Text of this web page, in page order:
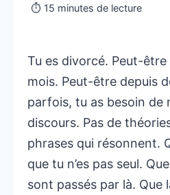
⏱️ 15 minutes de lecture
Tu es divorcé. Peut-être
mois. Peut-être depuis
parfois, tu as besoin de
discours. Pas de
phrases qui résonnent.
que tu n’es pas seul.
sont passés par là. Que